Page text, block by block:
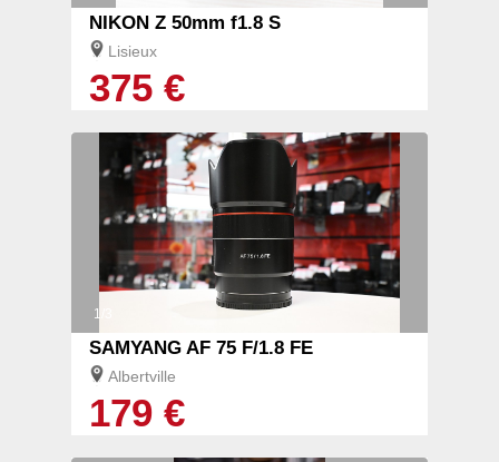
NIKON Z 50mm f1.8 S
Lisieux
375 €
1/3
SAMYANG AF 75 F/1.8 FE
Albertville
179 €